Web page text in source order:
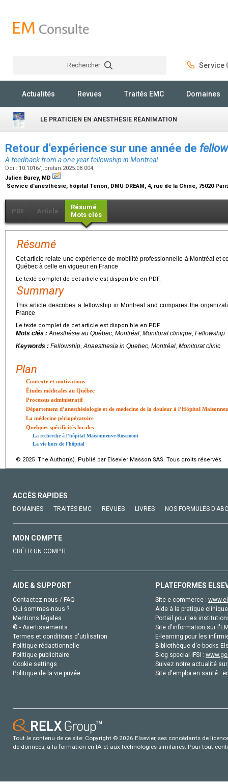
Rechercher Service
Actualités Revues Traités EMC Domaines
LE PRATICIEN EN ANESTHÉSIE RÉANIMATION
Retour d’expérience sur une année de
A feedback from a one year fellowship in Montreal
Doi : 10.1016/j.pratan.2025.08.004
Julien Burey, MD
Service d’anesthésie, hôpital Tenon, DMU DREAM, 4, rue de la Chine, 75020
PDF Article
Résumé
Mots clés
Résumé
Cet article relate une expérience de mobilité professionnelle à Montréal et
Québec à celle en vigueur en France
Le texte complet de cet article est disponible en PDF.
Summary
This article describes a fellowship in Montreal and compares the
France
Le texte complet de cet article est disponible en PDF.
Mots clés : Anesthésie au Québec, Montréal, Monitorat clinique, Fellowship
Keywords : Fellowship, Anaesthesia in Quebec, Montréal, Monitorat clinic
Plan
Contexte et motivations
Études médicales au Québec
Processus administratif
Département d’anesthésiologie et de médecine de la douleur à l’Hôpital
La médecine périopératoire
Quelques spécificités locales
La recherche à l’hôpital Maisonneuve-Rosemont
La vie hors de l’hôpital
© 2025 The Author(s). Publié par Elsevier Masson SAS. Tous droits réservés.
ACCÈS RAPIDES
DOMAINES TRAITÉS EMC REVUES LIVRES NOS FORMULES
MON COMPTE
CRÉER UN COMPTE
AIDE & SUPPORT
Contactez-nous / FAQ
Qui sommes-nous ?
Mentions légales
© - Avertissements
Termes et conditions d'utilisation
Politique rédactionnelle
Politique publicitaire
Cookie settings
Politique de la vie privée
PLATEFORMES
Site e-commerce :
Aide à la pratique
Portail pour les
Site d'information sur
E-learning pour les
Bibliothèque d'e-books
Blog special IFSI :
Suivez notre actualité
Site d'emploi en santé :
Tout le contenu de ce site: Copyright © 2026 Elsevier, ses concédants de
de données, a la formation en IA et aux technologies similaires. Pour tout